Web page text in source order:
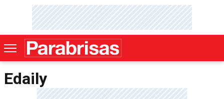
Edaily